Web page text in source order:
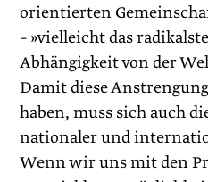
orientierten
– »vielleicht das
Abhängigkeit von der
Damit diese
haben, muss sich auch
nationaler und
Wenn wir uns mit den